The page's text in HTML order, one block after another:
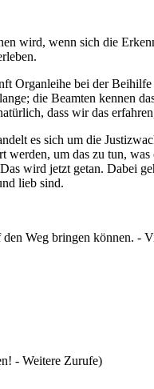
wird, wenn sich die
Organleihe bei der Beihilfe
die Beamten kennen
dass wir das
es sich um die
werden, um das zu tun,
wird jetzt getan. Dabei
lieb sind.
Weg bringen können. -
- Weitere Zurufe)